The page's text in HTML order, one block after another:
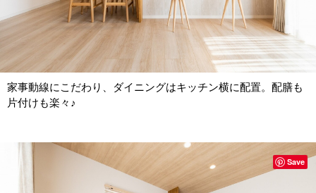
家事動線にこだわり、ダイニングはキッチン横に配置。配膳も
片付けも楽々♪
Save